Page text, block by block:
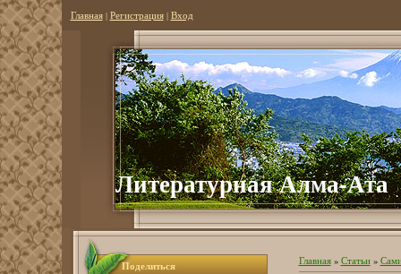
Главная| Регистрация| Вход
Литературная Алма-Ата
Поделиться Главная» Статьи»